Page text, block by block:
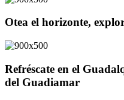
Otea el horizonte,
Refréscate en el
del Guadiamar